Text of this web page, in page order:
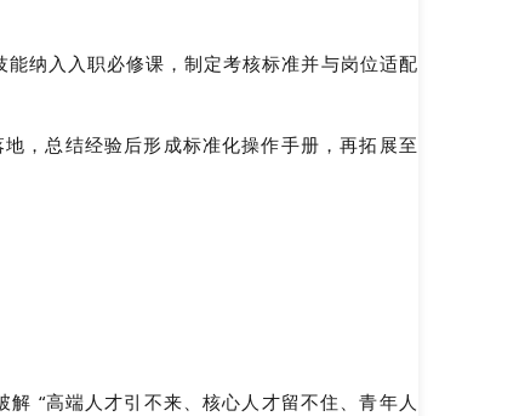
能纳入入职必修课，制定考核标准并与岗位适配
，总结经验后形成标准化操作手册，再拓展至
“高端人才引不来、核心人才留不住、青年人